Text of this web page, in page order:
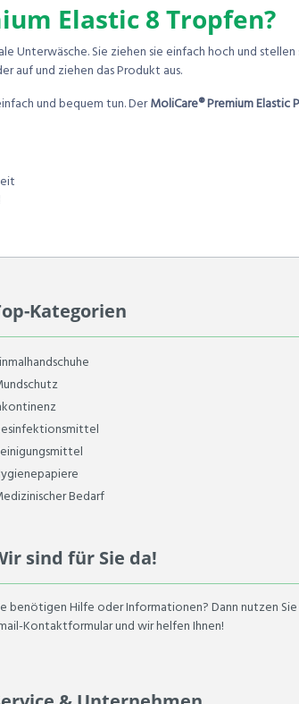
Elastic 8 Tropfen?
Unterwäsche. Sie ziehen sie einfach hoch und
auf und ziehen das Produkt aus.
und bequem tun. DerMoliCare® Premium Elastic
Kategorien
Bedarf
sind für Sie da!
benötigen Hilfe oder Informationen? Dann nutzen Sie
Kontaktformular und wir helfen Ihnen!